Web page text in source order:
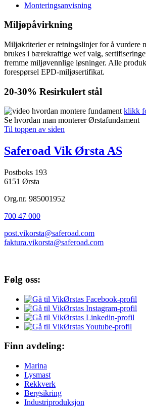
Monteringsanvisning
Miljøpåvirkning
Miljøkriterier er retningslinjer for å vurdere
brukes i bærekraftige wef valg,
fremme miljøvennlige løsninger. Alle
forespørsel EPD-miljøsertifikat.
20-30% Resirkulert stål
klikk
Se hvordan man monterer Ørstafundament
Til toppen av siden
Saferoad Vik Ørsta AS
Postboks 193
6151 Ørsta
Org.nr. 985001952
700 47 000
post.vikorsta@saferoad.com
faktura.vikorsta@saferoad.com
Følg oss:
Finn avdeling:
Marina
Lysmast
Rekkverk
Bergsikring
Industriproduksjon